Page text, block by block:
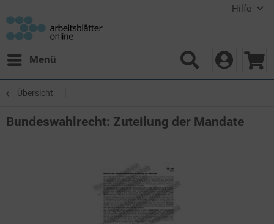
Hilfe
Menü
Übersicht
Bundeswahlrecht: Zuteilung der Mandate